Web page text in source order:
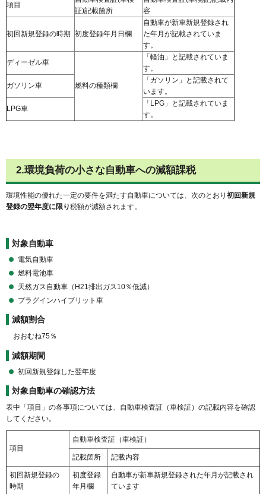
項目
証)記載箇所
容
初回新規登録の時期 初度登録年月日欄
自動車が新車新規登録され
た年月が記載されていま
す。
ディーゼル車
燃料の種類欄
「軽油」と記載されていま
す。
ガソリン車
「ガソリン」と記載されて
います。
LPG車
「LPG」と記載されていま
す。
2.環境負荷の小さな自動車への減額課税
環境性能の優れた一定の要件を満たす自動車については、次のとおり 初回新規
登録の翌年度に限り税額が減額されます。
対象自動車
電気自動車
燃料電池車
天然ガス自動車（H21排出ガス10％低減）
プラグインハイブリット車
減額割合
おおむね75％
減額期間
初回新規登録した翌年度
対象自動車の確認方法
表中「項目」の各事項については、自動車検査証（車検証）の記載内容を確認
してください。
項目
自動車検査証（車検証）
記載箇所 記載内容
初回新規登録の
時期
初度登録
年月欄
自動車が新車新規登録された年月が記載され
ています